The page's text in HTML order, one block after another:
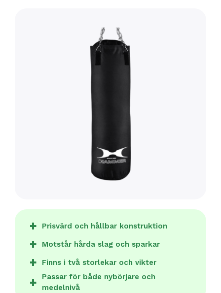
Prisvärd och hållbar konstruktion
Motstår hårda slag och sparkar
Finns i två storlekar och vikter
Passar för både nybörjare och
medelnivå